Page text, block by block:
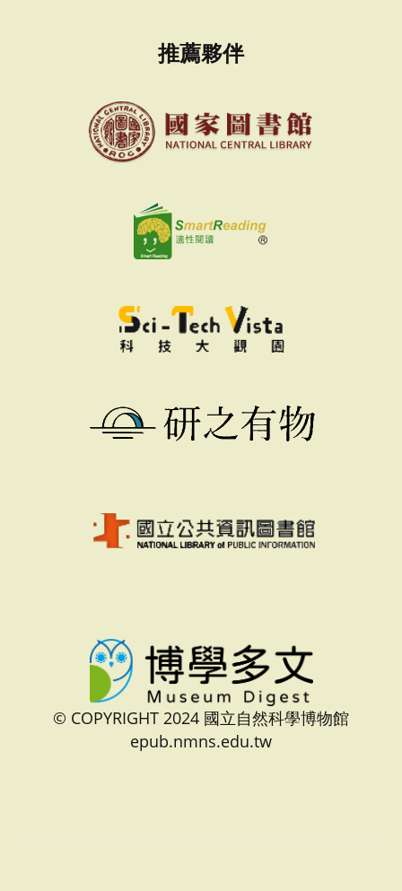
推薦夥伴
© COPYRIGHT 2024 國立自然科學博物館
epub.nmns.edu.tw